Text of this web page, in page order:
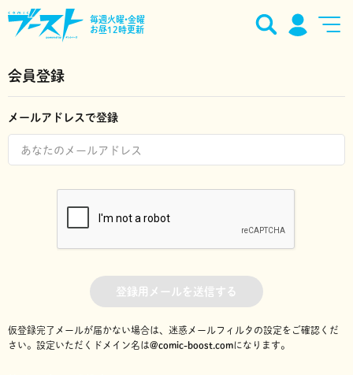
毎週火曜•金曜
お昼12時更新
会員登録
メールアドレスで登録
登録用メールを送信する
仮登録完了メールが届かない場合は、迷惑メールフィルタの設定をご確認くだ
さい。 設定いただくドメイン名は@comic-boost.comになります。